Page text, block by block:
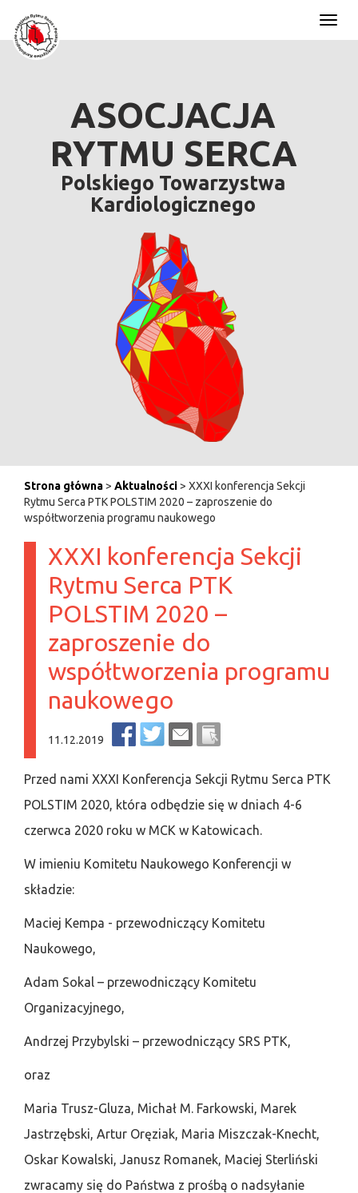
ASOCJACJA
RYTMU SERCA
Polskiego Towarzystwa
Kardiologicznego
Strona główna> Aktualności> XXXI konferencja Sekcji
Rytmu Serca PTK POLSTIM 2020 – zaproszenie do
współtworzenia programu naukowego
XXXI konferencja Sekcji
Rytmu Serca PTK
POLSTIM 2020 –
zaproszenie do
współtworzenia programu
naukowego
11.12.2019
Przed nami XXXI Konferencja Sekcji Rytmu Serca PTK
POLSTIM 2020, która odbędzie się w dniach 4-6
czerwca 2020 roku w MCK w Katowicach.
W imieniu Komitetu Naukowego Konferencji w
składzie:
Maciej Kempa - przewodniczący Komitetu
Naukowego,
Adam Sokal – przewodniczący Komitetu
Organizacyjnego,
Andrzej Przybylski – przewodniczący SRS PTK,
oraz
Maria Trusz-Gluza, Michał M. Farkowski, Marek
Jastrzębski, Artur Oręziak, Maria Miszczak-Knecht,
Oskar Kowalski, Janusz Romanek, Maciej Sterliński
zwracamy się do Państwa z prośbą o nadsyłanie